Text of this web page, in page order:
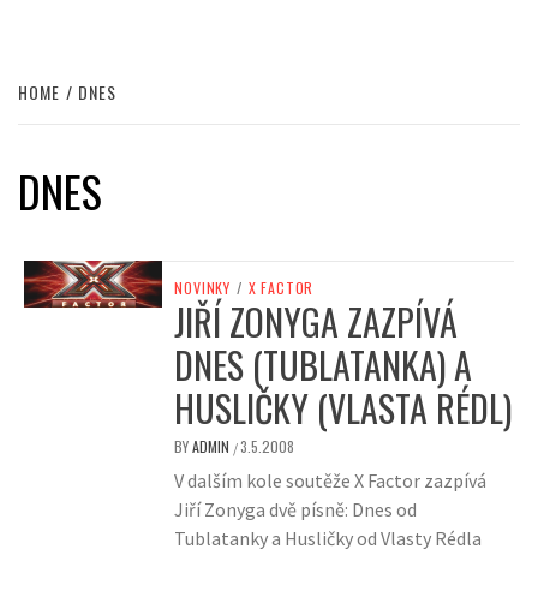
HOME DNES
DNES
NOVINKY / X FACTOR
JIŘÍ ZONYGA ZAZPÍVÁ
DNES (TUBLATANKA) A
HUSLIČKY (VLASTA RÉDL)
BYADMIN /3.5.2008
V dalším kole soutěže X Factor zazpívá
Jiří Zonyga dvě písně: Dnes od
Tublatanky a Husličky od Vlasty Rédla